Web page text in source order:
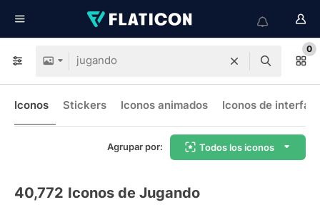
0
Iconos Stickers Iconos animados Iconos de interfaz
Agrupar por: Todos los iconos
40,772 Iconos de Jugando